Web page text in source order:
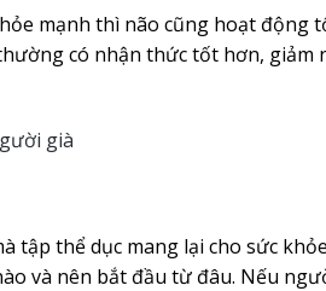
mạnh thì não cũng hoạt động
có nhận thức tốt hơn, giảm
già
tập thể dục mang lại cho sức
và nên bắt đầu từ đâu. Nếu